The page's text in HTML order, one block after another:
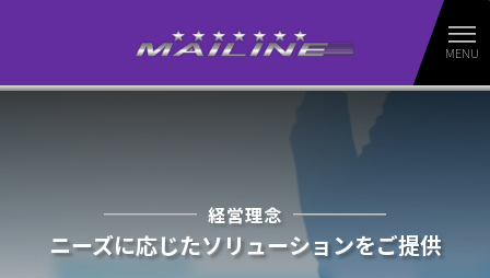
経営理念
ニーズに応じたソリューションをご提供